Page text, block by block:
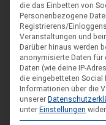
die das Einbetten von
Personenbezogene
Registrierens/
Veranstaltungen und
Darüber hinaus werden
anonymisierte Daten
Daten (wie deine IP-
die eingebetteten Social
Informationen über die
unserer
unter Einstellungen